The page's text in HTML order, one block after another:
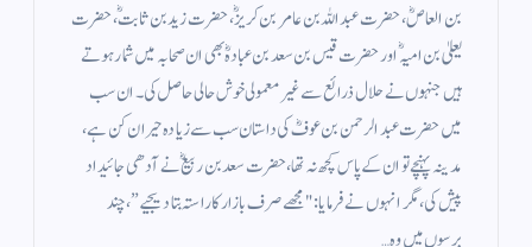
بن العاصؓ، حضرت عبداللہ بن عامر بن کریزؓ، حضرت زید بن ثابتؓ، حضرت
یعلیٰ بن امیہؓ اور حضرت قیس بن سعد بن عبادہؓ بھی ان صحابہ میں شمار ہوتے
ہیں جنہوں نے حلال ذرائع سے غیر معمولی خوش حالی حاصل کی۔ ان سب
میں حضرت عبدالرحمن بن عوفؓ کی داستان سب سے زیادہ حیران کن ہے،
مدینہ پہنچے تو ان کے پاس کچھ نہ تھا، حضرت سعد بن ربیعؓ نے آدھی جائیداد
پیش کی، مگر انہوں نے فرمایا: "مجھے صرف بازار کا راستہ بتا دیجیے”، چند
برسوں میں وہ…